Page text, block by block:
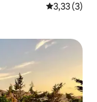
Середня
3,33 (3)